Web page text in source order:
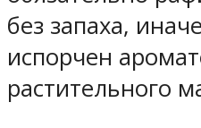
без запаха,
испорчен
растительного